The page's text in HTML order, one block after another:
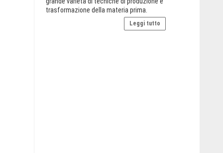
trasformazione della materia prima.
Leggi tutto